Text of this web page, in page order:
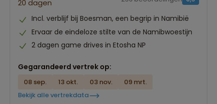
20 dagen
Incl. verblijf bij Boesman, een begrip in Namibië
Ervaar de eindeloze stilte van de Namibwoestijn
2 dagen game drives in Etosha NP
Gegarandeerd vertrek op:
08 sep. 13 okt. 03 nov.
09 mrt.
Bekijk alle vertrekdata